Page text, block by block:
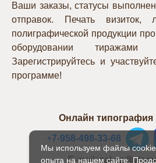
Мы используем файлы
опыта на нашем сайте.
Ваши заказы, статусы
отправок. Печать визиток,
полиграфической продукции
оборудовании
Зарегистрируйтесь и
программе!
Онлайн типография
+7-958-498-33-68
E-mail: